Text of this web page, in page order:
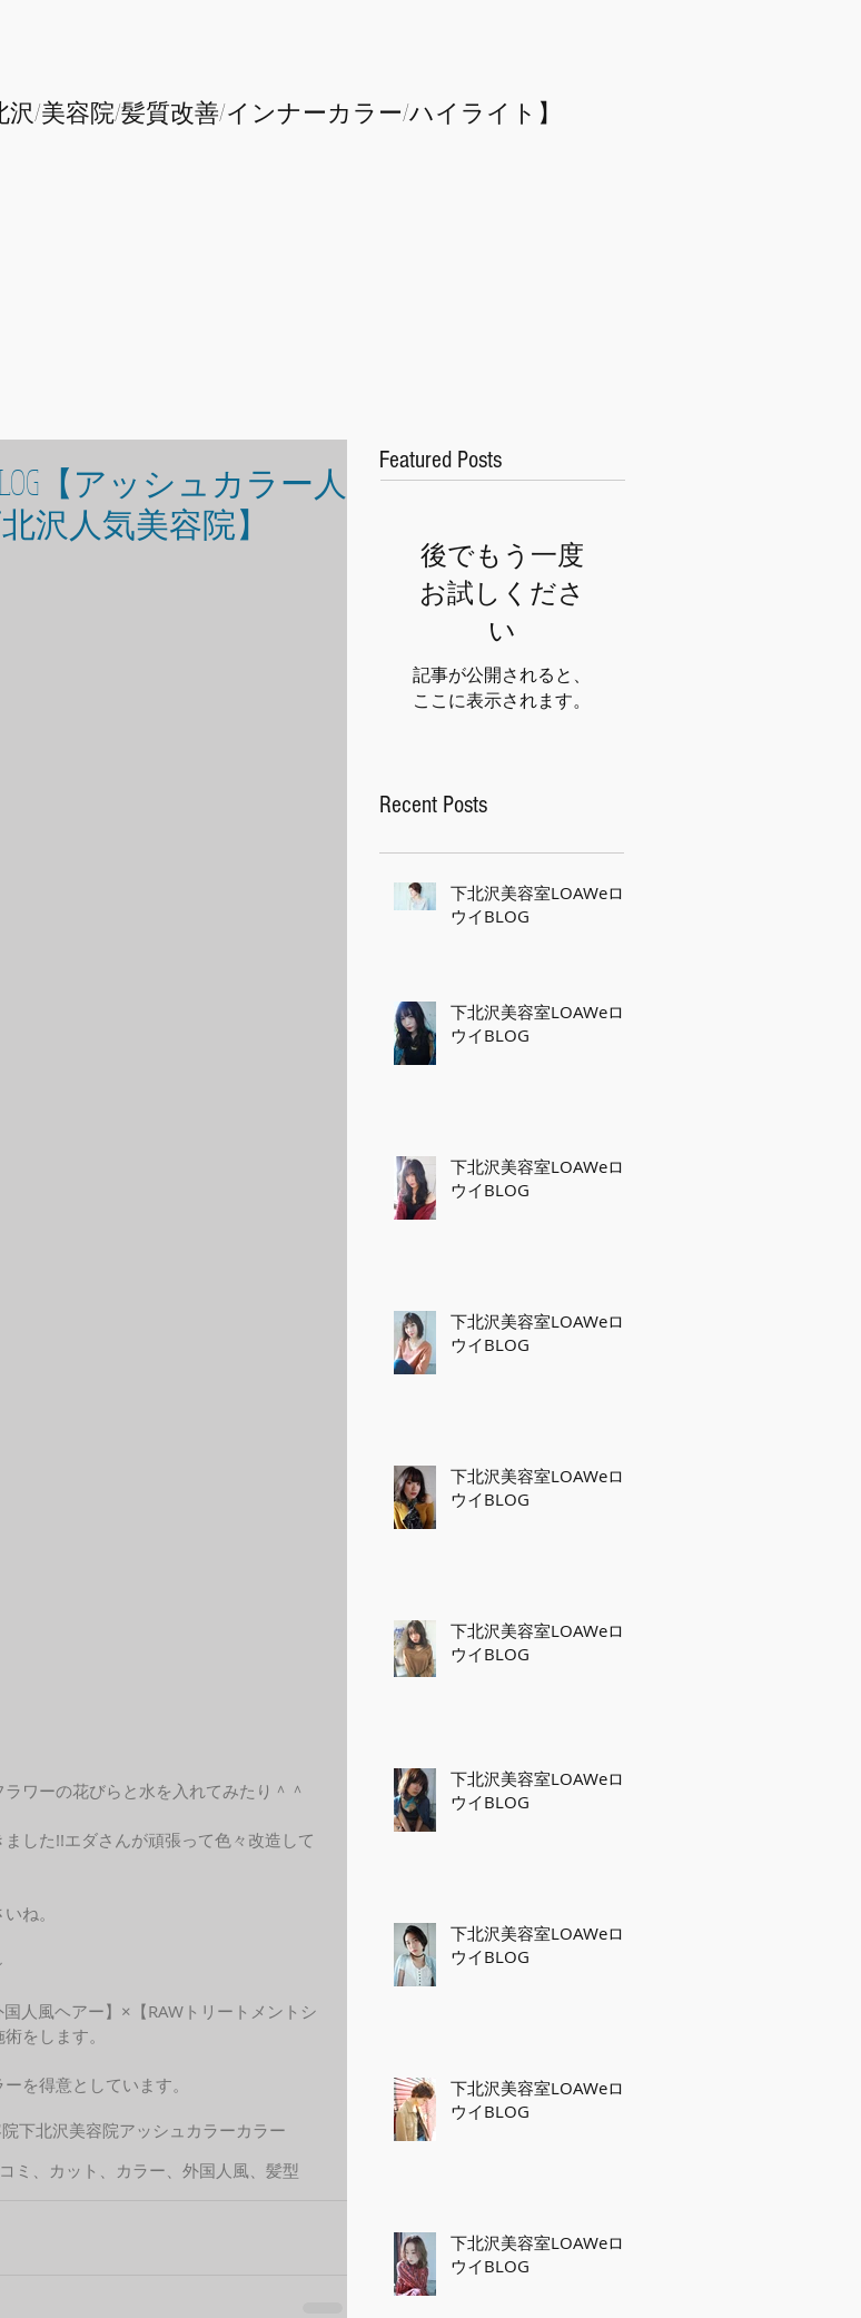
沢/美容院/髪質改善/インナーカラー/​ハイライト】
【アッシュカラー人
沢人気美容院】
ワーの花びらと水を入れてみたり＾＾
した!!エダさんが頑張って色々改造して
ね。
人風ヘアー】×【RAWトリートメントシ
をします。
を得意としています。
下北沢美容院アッシュカラーカラー
ミ、カット、カラー、外国人風、髪型
Featured Posts
後でもう一度
お試しくださ
い
記事が公開されると、
ここに表示されます。
Recent Posts
下北沢美容室LOAWeロ
ウイBLOG
下北沢美容室LOAWeロ
ウイBLOG
下北沢美容室LOAWeロ
ウイBLOG
下北沢美容室LOAWeロ
ウイBLOG
下北沢美容室LOAWeロ
ウイBLOG
下北沢美容室LOAWeロ
ウイBLOG
下北沢美容室LOAWeロ
ウイBLOG
下北沢美容室LOAWeロ
ウイBLOG
下北沢美容室LOAWeロ
ウイBLOG
下北沢美容室LOAWeロ
ウイBLOG